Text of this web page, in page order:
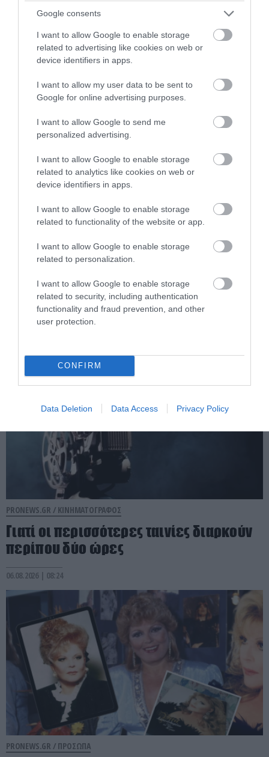
Google consents
I want to allow Google to enable storage
related to advertising like cookies on web or
device identifiers in apps.
I want to allow my user data to be sent to
Google for online advertising purposes.
I want to allow Google to send me
personalized advertising.
I want to allow Google to enable storage
related to analytics like cookies on web or
device identifiers in apps.
I want to allow Google to enable storage
related to functionality of the website or app.
I want to allow Google to enable storage
related to personalization.
I want to allow Google to enable storage
related to security, including authentication
functionality and fraud prevention, and other
user protection.
CONFIRM
Data Deletion Data Access Privacy Policy
Θλίψη στο τελευταίο «αντίο» στον
τραγουδιστή Λ.Χαλκιά: Συντετριμμένη η
σύζυγός του (upd)
«Έφυγε» από τη ζωή ο λαϊκός
τραγουδιστής Δ.Ξανθάκης: Η πορεία ενός
αυθεντικού ερμηνευτή του ελληνικού
πενταγράμμου
PRONEWS.GR / ΚΙΝΗΜΑΤΟΓΡΑΦΟΣ
Γιατί οι περισσότερες ταινίες διαρκούν
περίπου δύο ώρες
06.08.2026 | 08:24
PRONEWS.GR / ΠΡΟΣΩΠΑ